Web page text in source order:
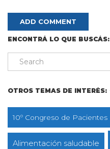
ENCONTRÁ LO QUE BUSCÁS:
OTROS TEMAS DE INTERÉS:
10º Congreso de Pacientes
Alimentación saludable